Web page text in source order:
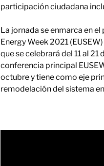
participación ciudadana
La jornada se enmarca en
Energy Week 2021
que se celebrará del 11 al
conferencia principal
octubre y tiene como eje
remodelación del sistema